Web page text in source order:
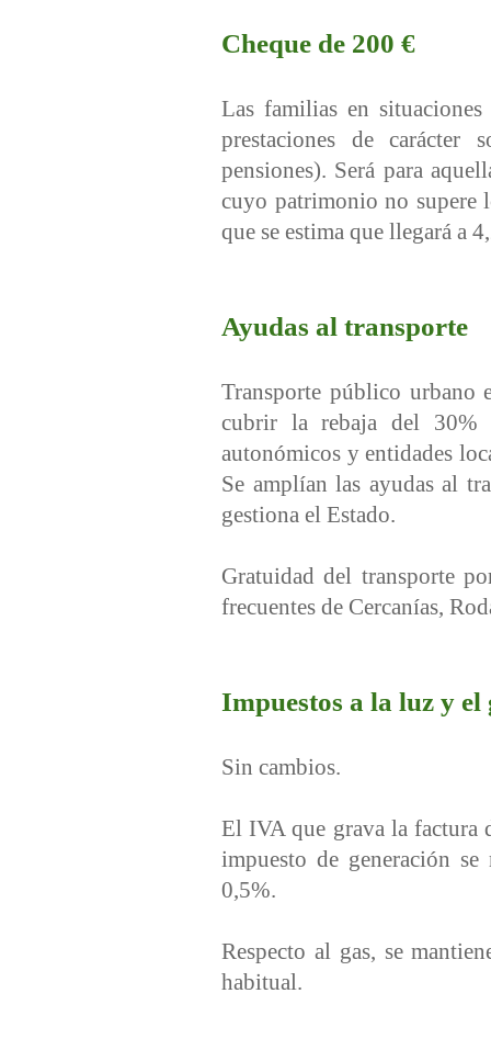
Cheque de 200 €
Las familias en
prestaciones de
pensiones). Será para
cuyo patrimonio no supere
que se estima que llegará a
Ayudas al transporte
Transporte público urbano
cubrir la rebaja del 30%
autonómicos y entidades
Se amplían las ayudas al
gestiona el Estado.
Gratuidad del transporte
frecuentes de Cercanías,
Impuestos a la luz y el
Sin cambios.
El IVA que grava la factura
impuesto de generación
0,5%.
Respecto al gas, se
habitual.